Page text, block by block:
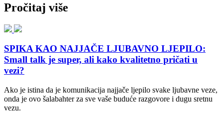
Pročitaj više
SPIKA KAO NAJJAČE LJUBAVNO LJEPILO:
Small talk je super, ali kako kvalitetno pričati u
vezi?
Ako je istina da je komunikacija najjače ljepilo svake ljubavne veze,
onda je ovo šalabahter za sve vaše buduće razgovore i dugu sretnu
vezu.